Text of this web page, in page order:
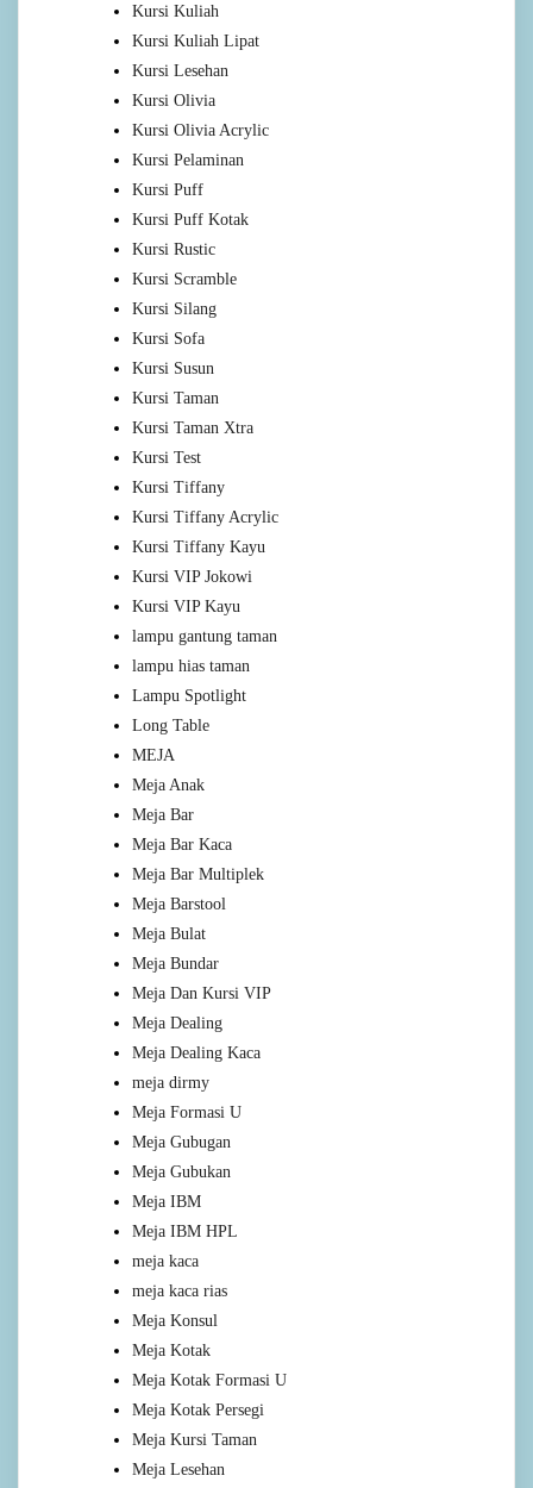
Kursi Kuliah
Kursi Kuliah Lipat
Kursi Lesehan
Kursi Olivia
Kursi Olivia Acrylic
Kursi Pelaminan
Kursi Puff
Kursi Puff Kotak
Kursi Rustic
Kursi Scramble
Kursi Silang
Kursi Sofa
Kursi Susun
Kursi Taman
Kursi Taman Xtra
Kursi Test
Kursi Tiffany
Kursi Tiffany Acrylic
Kursi Tiffany Kayu
Kursi VIP Jokowi
Kursi VIP Kayu
lampu gantung taman
lampu hias taman
Lampu Spotlight
Long Table
MEJA
Meja Anak
Meja Bar
Meja Bar Kaca
Meja Bar Multiplek
Meja Barstool
Meja Bulat
Meja Bundar
Meja Dan Kursi VIP
Meja Dealing
Meja Dealing Kaca
meja dirmy
Meja Formasi U
Meja Gubugan
Meja Gubukan
Meja IBM
Meja IBM HPL
meja kaca
meja kaca rias
Meja Konsul
Meja Kotak
Meja Kotak Formasi U
Meja Kotak Persegi
Meja Kursi Taman
Meja Lesehan